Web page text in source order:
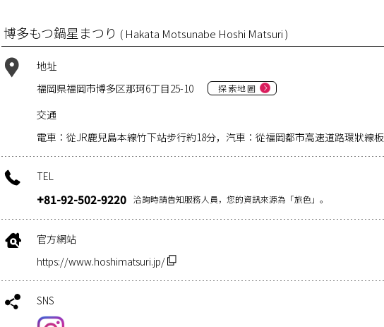
博多もつ鍋星まつり ( Hakata Motsunabe Hoshi Matsuri )
地址
福岡県福岡市博多区那珂6丁目25-10
探索地圖
交通
電車：從JR鹿兒島本線竹下站步行約18分，汽車：從福岡都市高速道路環狀線
TEL
+81-92-502-9220 洽詢時請告知服務人員，您的資訊來源為「旅色」。
官方網站
https://www.hoshimatsuri.jp/
SNS